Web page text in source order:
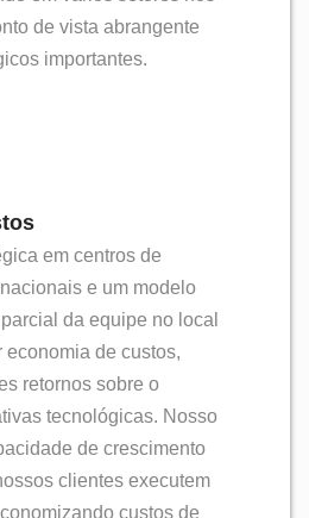
de vista abrangente
importantes.
em centros de
e um modelo
da equipe no local
economia de custos,
retornos sobre o
tecnológicas. Nosso
de crescimento
clientes executem
custos de